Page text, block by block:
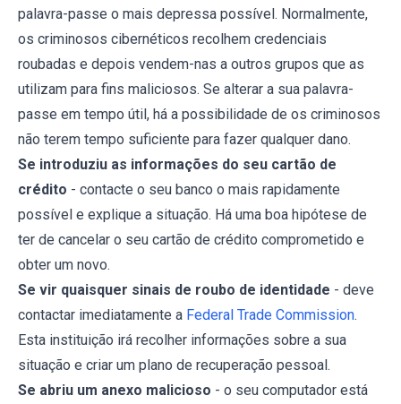
palavra-passe o mais depressa possível. Normalmente,
os criminosos cibernéticos recolhem credenciais
roubadas e depois vendem-nas a outros grupos que as
utilizam para fins maliciosos. Se alterar a sua palavra-
passe em tempo útil, há a possibilidade de os criminosos
não terem tempo suficiente para fazer qualquer dano.
Se introduziu as informações do seu cartão de
crédito - contacte o seu banco o mais rapidamente
possível e explique a situação. Há uma boa hipótese de
ter de cancelar o seu cartão de crédito comprometido e
obter um novo.
Se vir quaisquer sinais de roubo de identidade - deve
contactar imediatamente a Federal Trade Commission.
Esta instituição irá recolher informações sobre a sua
situação e criar um plano de recuperação pessoal.
Se abriu um anexo malicioso - o seu computador está